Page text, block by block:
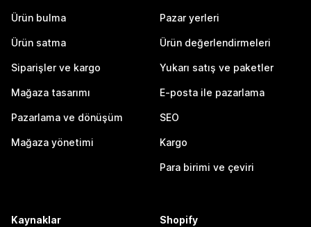
Ürün bulma
Ürün satma
Siparişler ve kargo
Mağaza tasarımı
Pazarlama ve dönüşüm
Mağaza yönetimi
Pazar yerleri
Ürün değerlendirmeleri
Yukarı satış ve paketler
E-posta ile pazarlama
SEO
Kargo
Para birimi ve çeviri
Kaynaklar Shopify